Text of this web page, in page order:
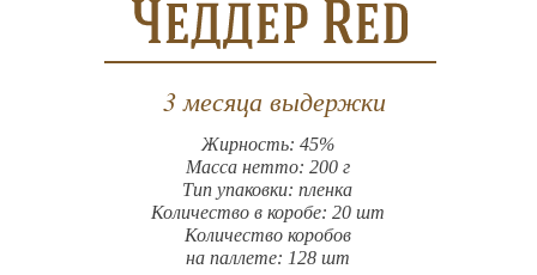
3 месяца выдержки
Жирность: 45%
Масса нетто: 200 г
Тип упаковки: пленка
Количество в коробе: 20 шт
Количество коробов
на паллете: 128 шт